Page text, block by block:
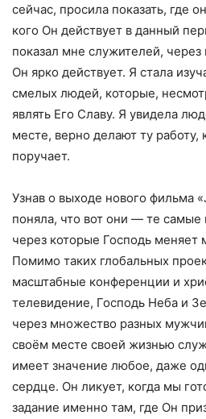
сейчас, просила показать, где
кого Он действует в данный
показал мне служителей,
Он ярко действует. Я стала
смелых людей, которые,
являть Его Славу. Я увидела
месте, верно делают ту работу,
поручает.
Узнав о выходе нового фильма
поняла, что вот они — те
через которые Господь меняет
Помимо таких глобальных
масштабные конференции и
телевидение, Господь Неба и
через множество разных
своём месте своей жизнью
имеет значение любое, даже
сердце. Он ликует, когда мы
задание именно там, где Он